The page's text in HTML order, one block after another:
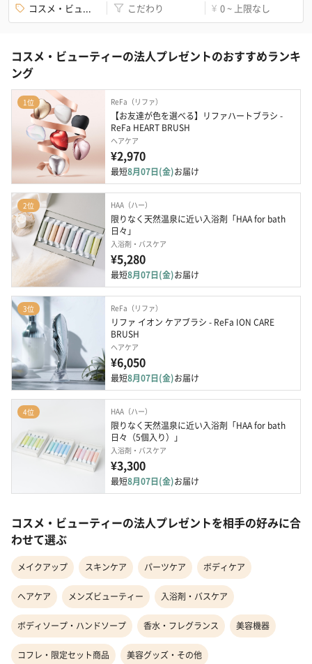
コスメ・ビュ... こだわり ¥ 0 ~ 上限なし
コスメ・ビューティーの法人プレゼントのおすすめランキ
ング
1位 ReFa（リファ）
【お友達が色を選べる】リファハートブラシ -
ReFa HEART BRUSH
ヘアケア
¥2,970
最短8月07日(金)お届け
2位 HAA（ハー）
限りなく天然温泉に近い入浴剤「HAA for bath
日々」
入浴剤・バスケア
¥5,280
最短8月07日(金)お届け
3位 ReFa（リファ）
リファ イオン ケアブラシ - ReFa ION CARE
BRUSH
ヘアケア
¥6,050
最短8月07日(金)お届け
4位 HAA（ハー）
限りなく天然温泉に近い入浴剤「HAA for bath
日々（5個入り）」
入浴剤・バスケア
¥3,300
最短8月07日(金)お届け
コスメ・ビューティーの法人プレゼントを相手の好みに合
わせて選ぶ
メイクアップ スキンケア パーツケア ボディケア
ヘアケア メンズビューティー 入浴剤・バスケア
ボディソープ・ハンドソープ 香水・フレグランス 美容機器
コフレ・限定セット商品 美容グッズ・その他